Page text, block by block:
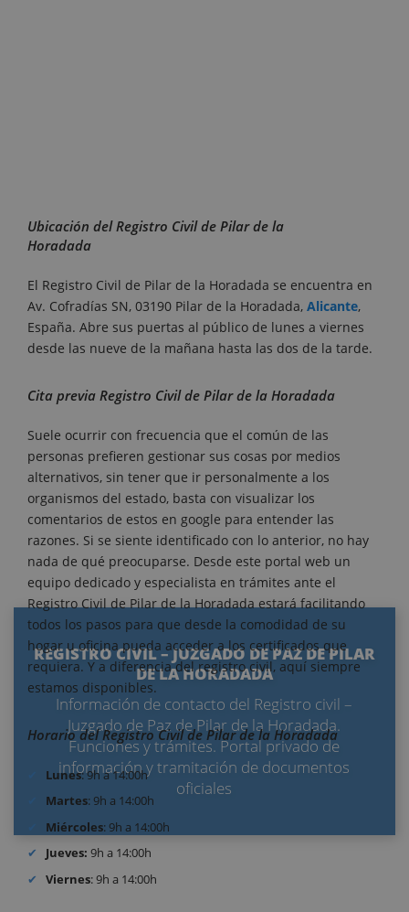
REGISTRO CIVIL – JUZGADO DE PAZ DE PILAR
DE LA HORADADA
Información de contacto del Registro civil –
Juzgado de Paz de Pilar de la Horadada.
Funciones y trámites. Portal privado de
información y tramitación de documentos
oficiales
Ubicación del Registro Civil de Pilar de la
Horadada
El Registro Civil de Pilar de la Horadada se encuentra en
Av. Cofradías SN, 03190 Pilar de la Horadada, Alicante,
España. Abre sus puertas al público de lunes a viernes
desde las nueve de la mañana hasta las dos de la tarde.
Cita previa Registro Civil de Pilar de la Horadada
Suele ocurrir con frecuencia que el común de las
personas prefieren gestionar sus cosas por medios
alternativos, sin tener que ir personalmente a los
organismos del estado, basta con visualizar los
comentarios de estos en google para entender las
razones. Si se siente identificado con lo anterior, no hay
nada de qué preocuparse. Desde este portal web un
equipo dedicado y especialista en trámites ante el
Registro Civil de Pilar de la Horadada estará facilitando
todos los pasos para que desde la comodidad de su
hogar u oficina pueda acceder a los certificados que
requiera. Y a diferencia del registro civil, aquí siempre
estamos disponibles.
Horario del Registro Civil de Pilar de la Horadada
Lunes: 9h a 14:00h
Martes: 9h a 14:00h
Miércoles: 9h a 14:00h
Jueves: 9h a 14:00h
Viernes: 9h a 14:00h